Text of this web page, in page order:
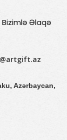
Bizimlə Əlaqə
Azərbaycan,